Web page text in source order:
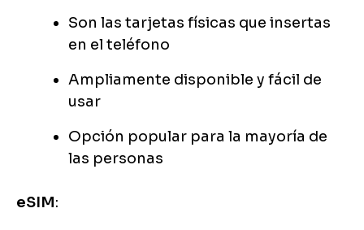
Son las tarjetas físicas que insertas
en el teléfono
Ampliamente disponible y fácil de
usar
Opción popular para la mayoría de
las personas
eSIM: